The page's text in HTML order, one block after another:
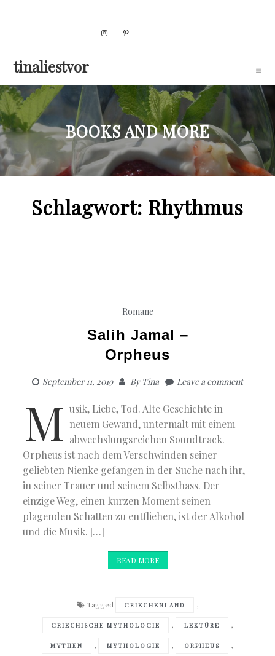
tinaliestvor
BOOKS AND MORE
Schlagwort: Rhythmus
Romane
Salih Jamal –
Orpheus
September 11, 2019 ByTina Leave a comment
M usik, Liebe, Tod. Alte Geschichte in
neuem Gewand, untermalt mit einem
abwechslungsreichen Soundtrack.
Orpheus ist nach dem Verschwinden seiner
geliebten Nienke gefangen in der Suche nach ihr,
in seiner Trauer und seinem Selbsthass. Der
einzige Weg, einen kurzen Moment seinen
plagenden Schatten zu entfliehen, ist der Alkohol
und die Musik. […]
READ MORE
Tagged GRIECHENLAND ,
GRIECHISCHE MYTHOLOGIE , LEKTÜRE ,
MYTHEN , MYTHOLOGIE , ORPHEUS ,